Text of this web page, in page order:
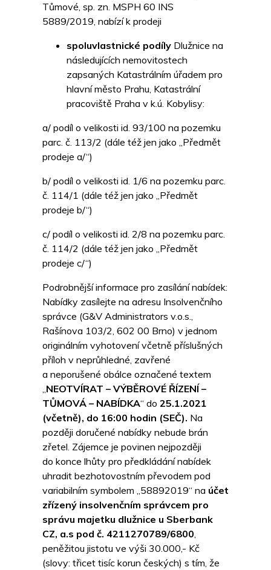
Tůmové, sp. zn. MSPH 60 INS
5889/2019, nabízí k prodeji
spoluvlastnické podíly Dlužnice na
následujících nemovitostech
zapsaných Katastrálním úřadem pro
hlavní město Prahu, Katastrální
pracoviště Praha v k.ú. Kobylisy:
a/ podíl o velikosti id. 93/100 na pozemku
parc. č. 113/2 (dále též jen jako „Předmět
prodeje a/“)
b/ podíl o velikosti id. 1/6 na pozemku parc.
č. 114/1 (dále též jen jako „Předmět
prodeje b/“)
c/ podíl o velikosti id. 2/8 na pozemku parc.
č. 114/2 (dále též jen jako „Předmět
prodeje c/“)
Podrobnější informace pro zasílání nabídek:
Nabídky zasílejte na adresu Insolvenčního
správce (G&V Administrators v.o.s.,
Rašínova 103/2, 602 00 Brno) v jednom
originálním vyhotovení včetně příslušných
příloh v neprůhledné, zavřené
a neporušené obálce označené textem
„NEOTVÍRAT – VÝBĚROVÉ ŘÍZENÍ –
TŮMOVÁ – NABÍDKA“ do 25.1.2021
(včetně), do 16:00 hodin (SEČ). Na
později doručené nabídky nebude brán
zřetel. Zájemce je povinen nejpozději
do konce lhůty pro předkládání nabídek
uhradit bezhotovostním převodem pod
variabilním symbolem „58892019“ na účet
zřízený insolvenčním správcem pro
správu majetku dlužnice u Sberbank
CZ, a.s pod č. 4211270789/6800,
peněžitou jistotu ve výši 30.000,- Kč
(slovy: třicet tisíc korun českých) s tím, že